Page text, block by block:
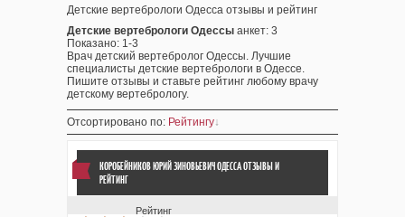
Детские вертебрологи Одесса отзывы и рейтинг
Детские вертебрологи Одессы анкет: 3
Показано: 1-3
Врач детский вертебролог Одессы. Лучшие
специалисты детские вертебрологи в Одессе.
Пишите отзывы и ставьте рейтинг любому врачу
детскому вертебрологу.
Отсортировано по: Рейтингу
КОРОБЕЙНИКОВ ЮРИЙ ЗИНОВЬЕВИЧ ОДЕССА ОТЗЫВЫИ
РЕЙТИНГ
Рейтинг